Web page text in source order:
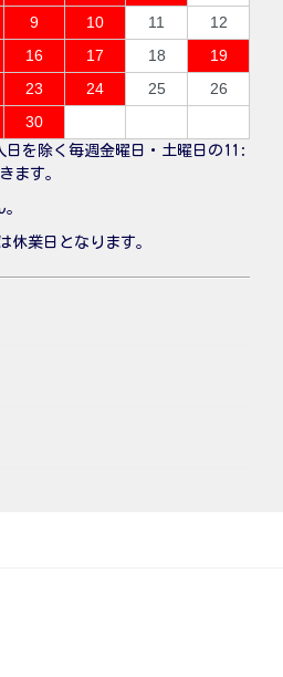
9 10 11
12
16 17 18
19
23 24 25
26
30
日を除く毎週金曜日・土曜日の11:
ます。
休業日となります。